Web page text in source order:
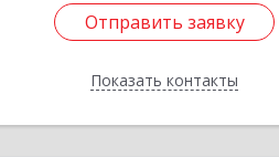
Отправить заявку
Показать контакты
Отправить заявку
Назад